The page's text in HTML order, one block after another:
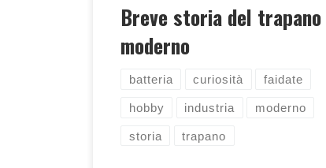
Breve storia del trapano
moderno
batteria curiosità faidate
hobby industria moderno
storia trapano